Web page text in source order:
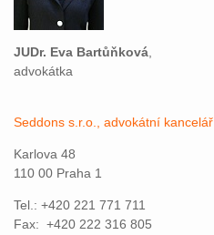
JUDr. Eva Bartůňková
advokátka
Seddons s.r.o., advokátní kancelář
Karlova 48
110 00 Praha 1
Tel.: +420 221 771 711
Fax: +420 222 316 805